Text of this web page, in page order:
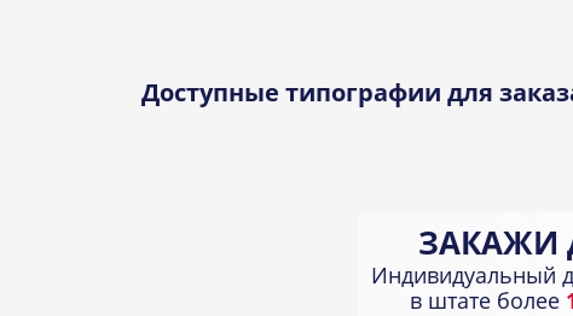
Доступные типографии для
ЗАКАЖИ
Индивидуальный
в штате более